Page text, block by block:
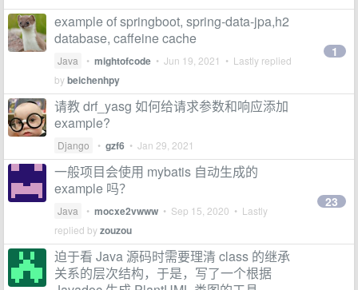
example of springboot, spring-data-jpa,h2
database, caffeine cache
Java • mightofcode • Jun 19, 2021 • Lastly replied
bybeichenhpy
1
请教 drf_yasg 如何给请求参数和响应添加
example?
Django • gzf6 • Jan 29, 2021
一般项目会使用 mybatis 自动生成的
example 吗？
Java • mocxe2vwww • Sep 15, 2020 • Lastly
replied byzouzou
23
迫于看 Java 源码时需要理清 class 的继承
关系的层次结构，于是，写了一个根据